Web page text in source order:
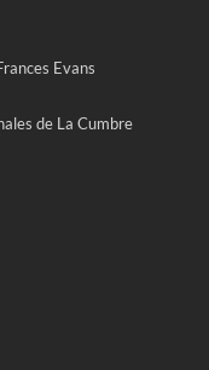
Evans
de La Cumbre